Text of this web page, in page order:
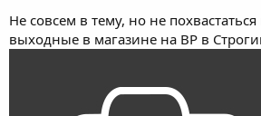
Не совсем в тему, но не
выходные в магазине на BP в